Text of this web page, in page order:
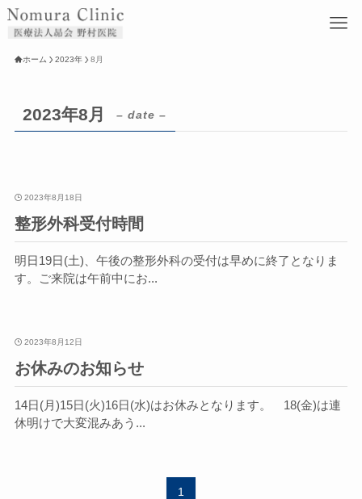
ホーム 2023年 8月
2023年8月 – date –
整形外科受付時間
明日19日(土)、午後の整形外科の受付は早めに終了となりま
す。ご来院は午前中にお...
2023年8月18日
お休みのお知らせ
14日(月)15日(火)16日(水)はお休みとなります。 18(金)は連
休明けで大変混みあう...
2023年8月12日
1